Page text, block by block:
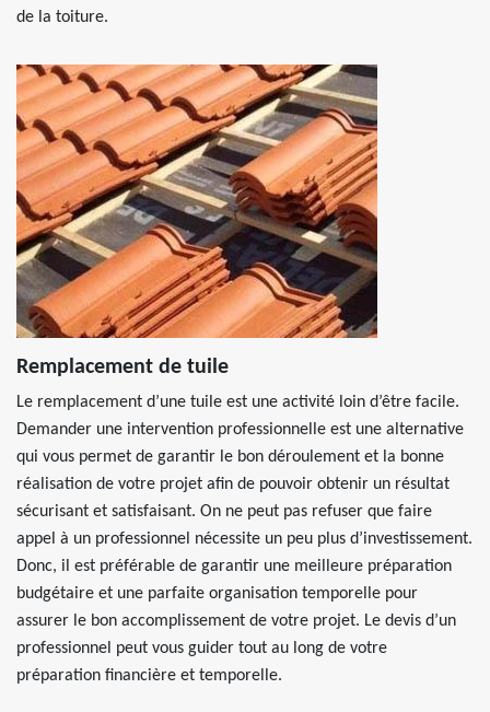
de la toiture.
Remplacement de tuile
Le remplacement d’une tuile est une activité loin d’être facile.
Demander une intervention professionnelle est une alternative
qui vous permet de garantir le bon déroulement et la bonne
réalisation de votre projet afin de pouvoir obtenir un résultat
sécurisant et satisfaisant. On ne peut pas refuser que faire
appel à un professionnel nécessite un peu plus d’investissement.
Donc, il est préférable de garantir une meilleure préparation
budgétaire et une parfaite organisation temporelle pour
assurer le bon accomplissement de votre projet. Le devis d’un
professionnel peut vous guider tout au long de votre
préparation financière et temporelle.